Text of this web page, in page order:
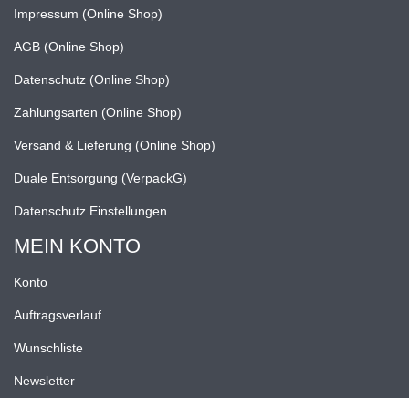
Impressum (Online Shop)
AGB (Online Shop)
Datenschutz (Online Shop)
Zahlungsarten (Online Shop)
Versand & Lieferung (Online Shop)
Duale Entsorgung (VerpackG)
Datenschutz Einstellungen
MEIN KONTO
Konto
Auftragsverlauf
Wunschliste
Newsletter